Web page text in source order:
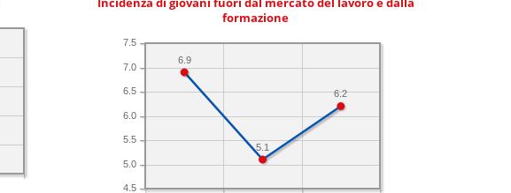
formazione
4.5
5.0
5.5
6.0
6.5
7.0
7.5
6.2
5.1
6.9